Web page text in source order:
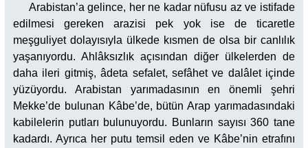
Arabistan’a gelince, her ne kadar nüfusu az ve istifade
edilmesi gereken arazisi pek yok ise de ticaretle
meşguliyet dolayısıyla ülkede kısmen de olsa bir canlılık
yaşanıyordu. Ahlâksızlık açısından diğer ülkelerden de
daha ileri gitmiş, âdeta sefalet, sefâhet ve dalâlet içinde
yüzüyordu. Arabistan yarımadasının en önemli şehri
Mekke’de bulunan Kâbe’de, bütün Arap yarımadasındaki
kabilelerin putları bulunuyordu. Bunların sayısı 360 tane
kadardı. Ayrıca her putu temsil eden ve Kâbe’nin etrafını